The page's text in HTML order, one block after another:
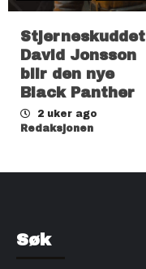
Stjerneskuddet
David Jonsson
blir den nye
Black Panther
2 uker ago
Redaksjonen
Søk